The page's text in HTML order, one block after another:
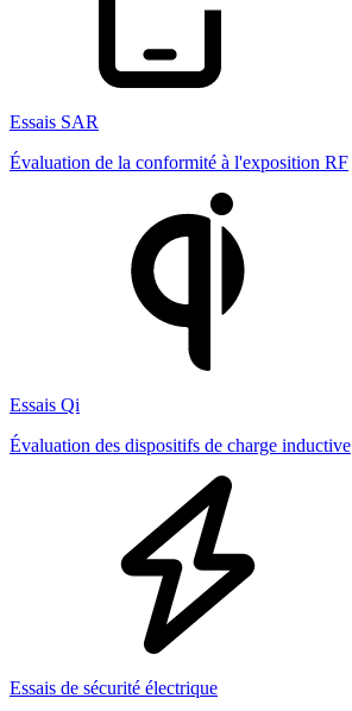
Essais SAR
Évaluation de la conformité à l'exposition RF
Essais Qi
Évaluation des dispositifs de charge inductive
Essais de sécurité électrique